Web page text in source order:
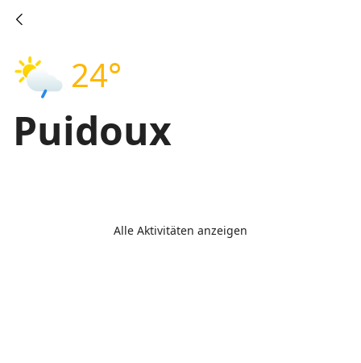
24°
Puidoux
Alle Aktivitäten anzeigen